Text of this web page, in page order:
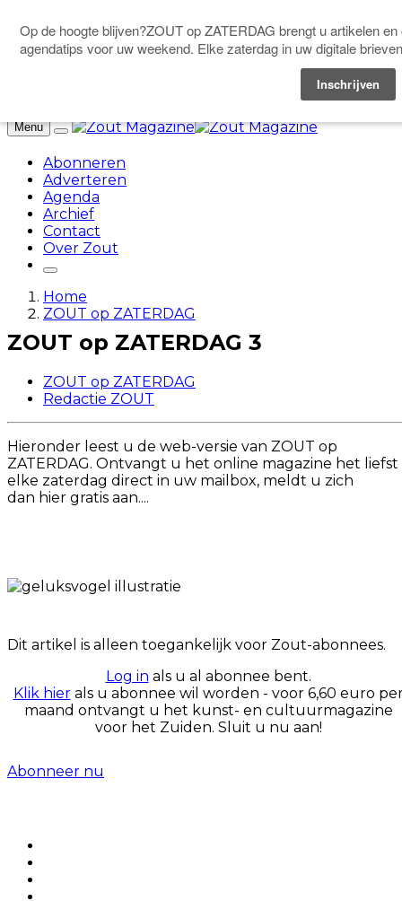
Doneer
Menu
Abonneren
Adverteren
Agenda
Archief
Contact
Over Zout
Home
ZOUT op ZATERDAG
ZOUT op ZATERDAG 3
ZOUT op ZATERDAG
Redactie ZOUT
Hieronder leest u de web-versie van ZOUT op
ZATERDAG. Ontvangt u het online magazine het liefst
elke zaterdag direct in uw mailbox, meldt u zich
dan hier gratis aan....
Dit artikel is alleen toegankelijk voor Zout-abonnees.
Log in als u al abonnee bent.
Klik hierals u abonnee wil worden - voor 6,60 euro
maand ontvangt u het kunst- en cultuurmagazine
voor het Zuiden. Sluit u nu aan!
Abonneer nu